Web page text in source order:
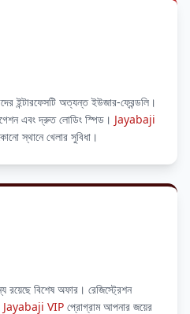
850 BDT 💵
51,000 BDT 🎰
ইন্টারফেসটি অত্যন্ত ইউজার-ফ্রেন্ডলি।
এবং দ্রুত লোডিং স্পিড। Jayabaji
স্থানে খেলার সুবিধা।
বিশেষ অফার। রেজিস্ট্রেশন
Jayabaji VIP প্রোগ্রাম আপনার জয়ের